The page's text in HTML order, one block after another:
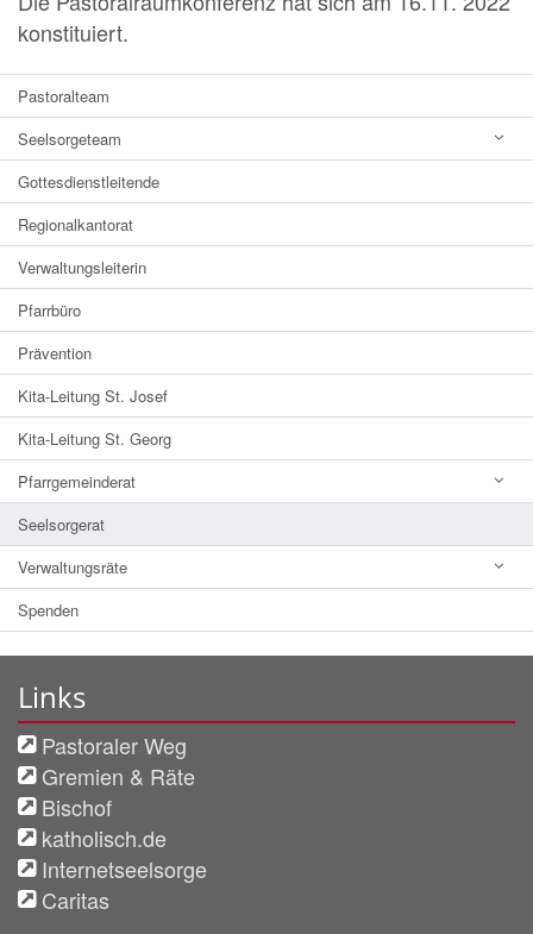
konstituiert.
Pastoralteam
Seelsorgeteam
Gottesdienstleitende
Regionalkantorat
Verwaltungsleiterin
Pfarrbüro
Prävention
Kita-Leitung St. Josef
Kita-Leitung St. Georg
Pfarrgemeinderat
Seelsorgerat
Verwaltungsräte
Spenden
Links
Pastoraler Weg
Gremien & Räte
Bischof
katholisch.de
Internetseelsorge
Caritas